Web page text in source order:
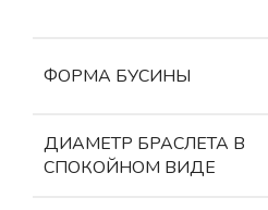
ФОРМА БУСИНЫ
ДИАМЕТР БРАСЛЕТА В
СПОКОЙНОМ ВИДЕ